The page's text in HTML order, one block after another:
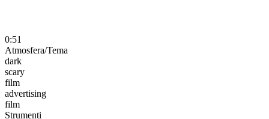
0:51
Atmosfera/Tema
dark
scary
film
advertising
film
Strumenti